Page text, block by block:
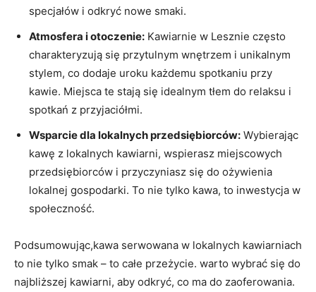
specjałów i odkryć nowe smaki.
Atmosfera i otoczenie: Kawiarnie w Lesznie często
charakteryzują się przytulnym wnętrzem i unikalnym
stylem, co dodaje uroku każdemu spotkaniu przy
kawie. Miejsca te stają się idealnym tłem do relaksu i
spotkań z przyjaciółmi.
Wsparcie dla lokalnych przedsiębiorców: Wybierając
kawę z lokalnych kawiarni, wspierasz miejscowych
przedsiębiorców i przyczyniasz się do ożywienia
lokalnej gospodarki. To nie tylko kawa, to inwestycja w
społeczność.
Podsumowując,kawa serwowana w lokalnych kawiarniach
to nie tylko smak – to całe przeżycie. warto wybrać się do
najbliższej kawiarni, aby odkryć, co ma do zaoferowania.